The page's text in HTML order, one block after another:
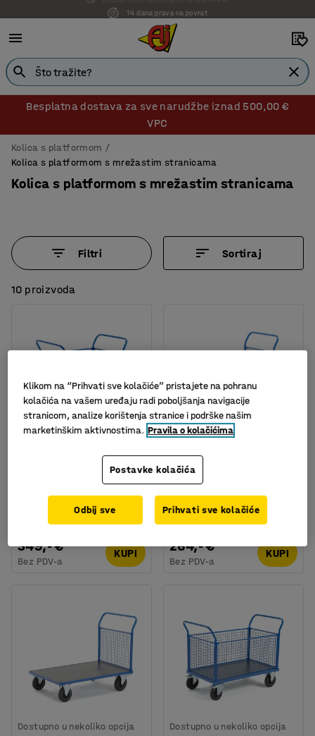
14 dana prava na povrat
Besplatna dostava za sve narudžbe iznad 500,00 €
VPC
Kolica s platformom
Kolica s platformom s mrežastim stranicama
Kolica s platformom s mrežastim stranicama
Filtri Sortiraj
10 proizvoda
Kolica s platformom
TRANSFER, 4 rešetkaste
kotači s kočnicama
Br. artikla
349,- €
Bez PDV-a
KUPI
Kolica s platformom
TRANSFER, 1 rešetkasta
kotači s kočnicama
264,- €
Bez PDV-a
KUPI
Dostupno u nekoliko opcija Dostupno u nekoliko opcija
Klikom na “Prihvati sve kolačiće” pristajete na pohranu
kolačića na vašem uređaju radi poboljšanja navigacije
stranicom, analize korištenja stranice i podrške našim
marketinškim aktivnostima. Pravila o kolačićima
Postavke kolačića
Odbij sve Prihvati sve kolačiće